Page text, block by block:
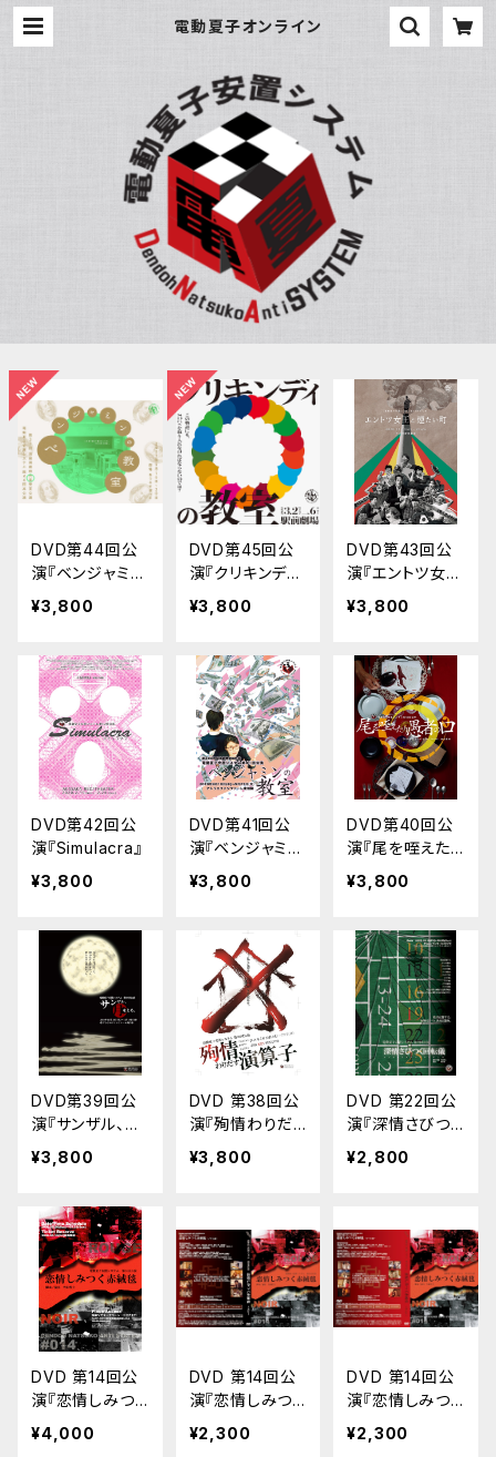
電動夏子オンライン
DVD第44回公
演『ベンジャミン
の教室』
¥3,800
DVD第45回公
演『クリキンディ
の教室』
¥3,800
DVD第43回公
演『エントツ女王
と煙たい町』
¥3,800
DVD第42回公
演『Simulacra』
¥3,800
DVD第41回公
演『ベンジャミン
の教室』
¥3,800
DVD第40回公
演『尾を咥えたり
愚者の口』
¥3,800
DVD第39回公
演『サンザル、月
をとる。』
¥3,800
DVD 第38回公
演『殉情わりだ
す演算子』
¥3,800
DVD 第22回公
演『深情さびつく
回転儀』
¥2,800
DVD 第14回公
演『恋情しみつく
赤絨毯』（ルージ
ュ／ノワール セ
¥4,000
DVD 第14回公
演『恋情しみつく
赤絨毯』（ノワー
ル版）
¥2,300
DVD 第14回公
演『恋情しみつく
赤絨毯』（ルージ
ュ）
¥2,300